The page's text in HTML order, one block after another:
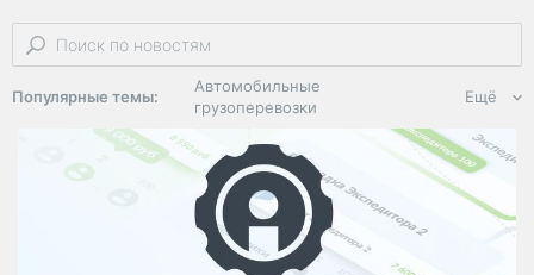
Популярные темы:
Автомобильные
грузоперевозки
Региональная
логистика
ЭДО, ИТ в
логистике
Дороги,
Ещё